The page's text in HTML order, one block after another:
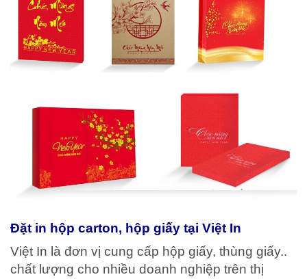
Đặt in hộp carton, hộp giấy tại Việt In
Việt In là đơn vị cung cấp hộp giấy, thùng giấy..
chất lượng cho nhiều doanh nghiệp trên thị